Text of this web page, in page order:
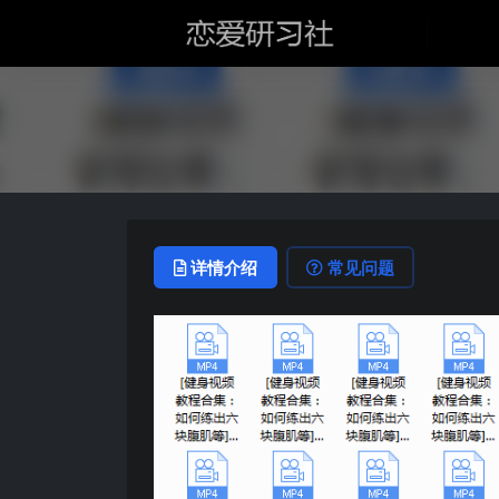
详情介绍 常见问题